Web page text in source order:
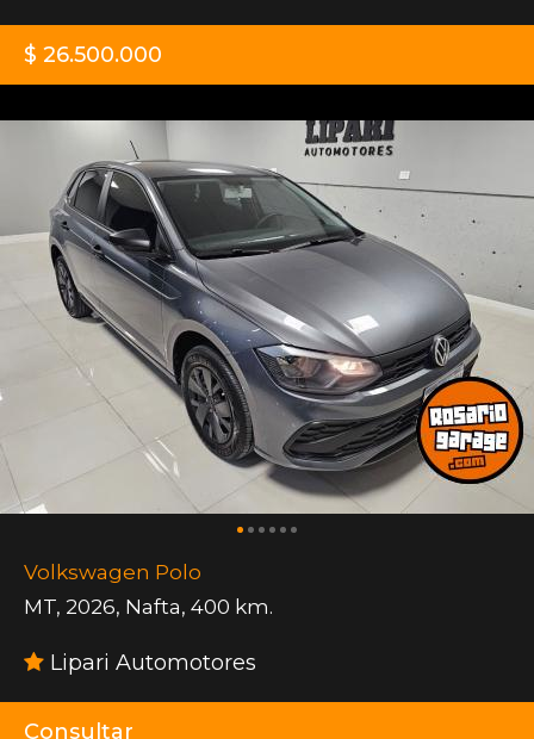
$ 26.500.000
Volkswagen Polo
MT, 2026, Nafta, 400 km.
Lipari Automotores
Consultar